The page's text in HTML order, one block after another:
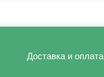
Доставка и оплата